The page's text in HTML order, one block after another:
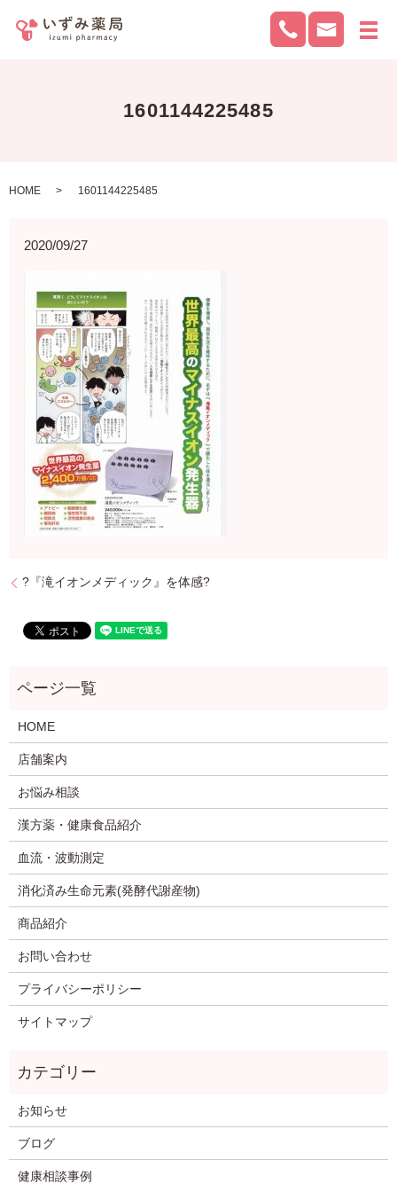
メ
1601144225485
HOME 1601144225485
2020/09/27
?『滝イオンメディック』を体感?
HOME
店舗案内
お悩み相談
漢方薬・健康食品紹介
血流・波動測定
消化済み生命元素(発酵代謝産物)
商品紹介
お問い合わせ
プライバシーポリシー
サイトマップ
お知らせ
ブログ
健康相談事例